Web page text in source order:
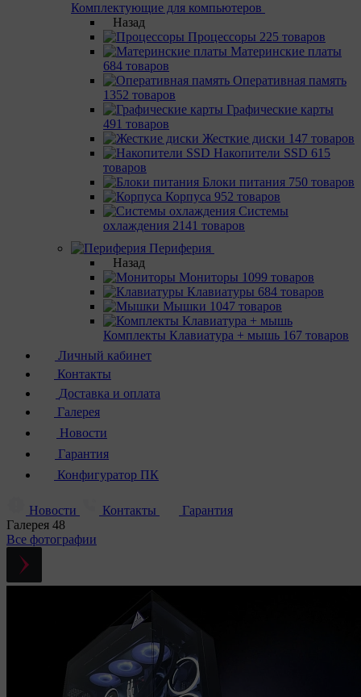
Комплектующие для компьютеров
Назад
Процессоры 225 товаров
Материнcкие платы
684 товаров
Оперативная память
1352 товаров
Графические карты
491 товаров
Жесткие диски 147 товаров
Накопители SSD 615
товаров
Блоки питания 750 товаров
Корпуса 952 товаров
Системы
охлаждения 2141 товаров
Периферия
Назад
Мониторы 1099 товаров
Клавиатуры 684 товаров
Мышки 1047 товаров
Комплекты Клавиатура + мышь 167 товаров
Личный кабинет
Контакты
Доставка и оплата
Галерея
Новости
Гарантия
Конфигуратор ПК
Новости Контакты
Гарантия
Галерея 48
Все фотографии